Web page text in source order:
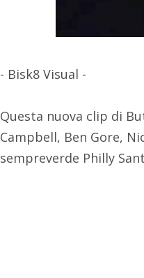
- Bisk8 Visual -
Questa nuova clip di
Campbell, Ben Gore,
sempreverde Philly